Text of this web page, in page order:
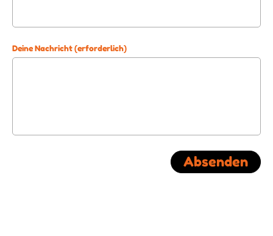
Deine Nachricht (erforderlich)